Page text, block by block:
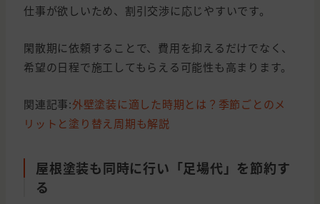
仕事が欲しいため、割引交渉に応じやすいです。
閑散期に依頼することで、費用を抑えるだけでなく、
希望の日程で施工してもらえる可能性も高まります。
関連記事:外壁塗装に適した時期とは？季節ごとのメ
リットと塗り替え周期も解説
屋根塗装も同時に行い「足場代」を節約す
る